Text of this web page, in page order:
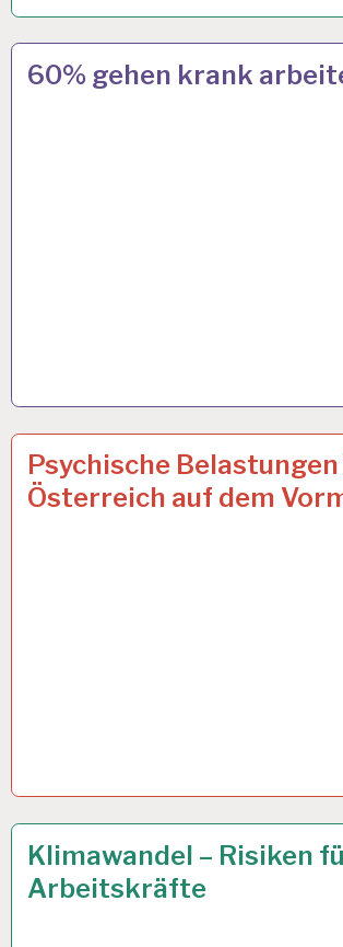
12-
STUNDEN-
60% gehen krank
4 OKT. 2024
6.URLAUBSWOCHE
EUGH…
Psychische
Österreich auf dem
7 AUG. 2024
50PLUS…
Klimawandel – Risiken
Arbeitskräfte
25 APR. 2024